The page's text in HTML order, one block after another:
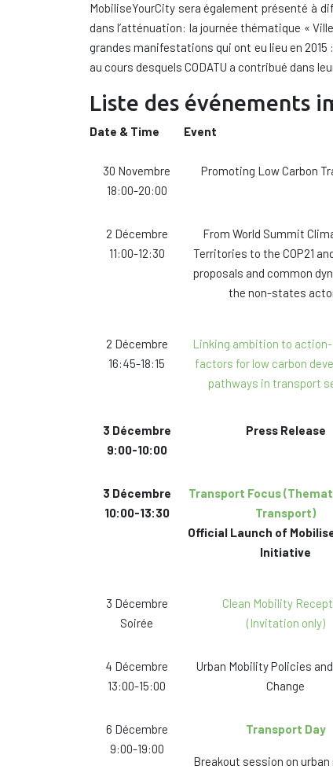
MobiliseYourCity sera également présenté à
dans l’atténuation: la journée thématique «
grandes manifestations qui ont eu lieu en 2015 :
au cours desquels CODATU a contribué dans
Liste des événements
Date & Time Event
30 Novembre
18:00-20:00
Promoting Low Carbon
2 Décembre
11:00-12:30
From World Summit
Territories to the COP21
proposals and common
the non-states
2 Décembre
16:45-18:15
Linking ambition to
factors for low carbon
pathways in transport
3 Décembre
9:00-10:00
Press Release
3 Décembre
10:00-13:30
Transport Focus
Transport)
Official Launch of
Initiative
3 Décembre
Soirée
Clean Mobility
(Invitation only)
4 Décembre
13:00-15:00
Urban Mobility Policies
Change
6 Décembre
9:00-19:00
Transport Day
Breakout session on